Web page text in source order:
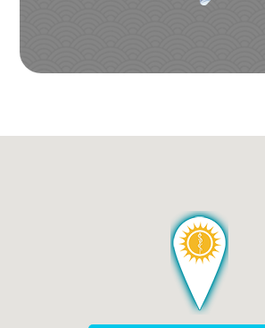
Izaberite kontakt telefon:
+381 (0)69 22 74 312